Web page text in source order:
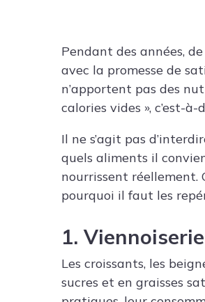
Pendant des années,
avec la promesse de
n’apportent pas des
calories vides », c’est-
Il ne s’agit pas
quels aliments il
nourrissent réellement.
pourquoi il faut les
1.
Les croissants, les
sucres et en graisses